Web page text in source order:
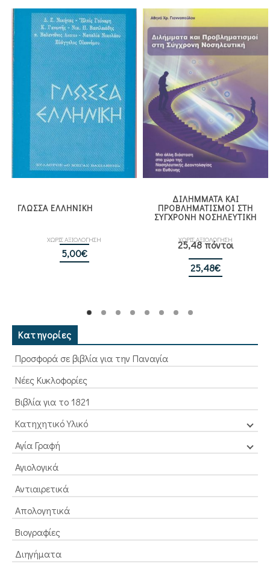
ΓΛΩΣΣΑ ΕΛΛΗΝΙΚΗ
ΧΩΡΙΣ ΑΞΙΟΛΟΓΗΣΗ
5,00€
ΔΙΛΗΜΜΑΤΑ ΚΑΙ
ΠΡΟΒΛΗΜΑΤΙΣΜΟΙ ΣΤΗ
ΣΥΓΧΡΟΝΗ ΝΟΣΗΛΕΥΤΙΚΗ
ΧΩΡΙΣ ΑΞΙΟΛΟΓΗΣΗ
25,48 πόντοι
25,48€
Κατηγορίες
Προσφορά σε βιβλία για την Παναγία
Νέες Κυκλοφορίες
Βιβλία για το 1821
Κατηχητικό Υλικό
Αγία Γραφή
Αγιολογικά
Αντιαιρετικά
Απολογητικά
Βιογραφίες
Διηγήματα